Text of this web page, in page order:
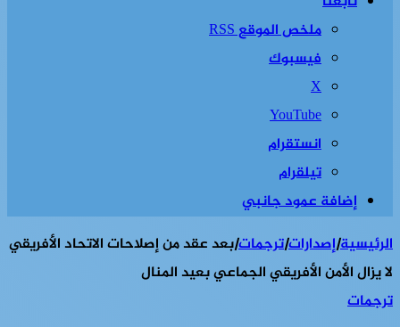
ملخص الموقع RSS
فيسبوك
‫X
‫YouTube
انستقرام
تيلقرام
إضافة عمود جانبي
الرئيسية|إصدارات|ترجمات|بعد عقد من إصلاحات الاتحاد الأفريقي
لا يزال الأمن الأفريقي الجماعي بعيد المنال
ترجمات